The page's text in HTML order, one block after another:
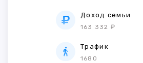
Доход семьи
163 332 ₽
Трафик
1680